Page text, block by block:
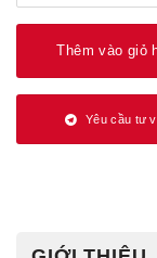
Thêm vào giỏ
Yêu cầu tư